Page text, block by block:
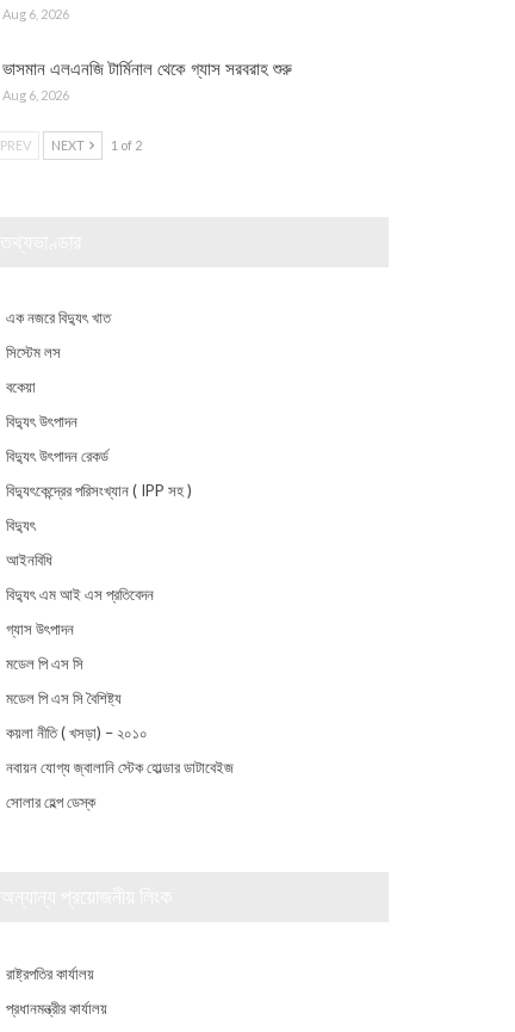
Aug 6, 2026
ভাসমান এলএনজি টার্মিনাল থেকে গ্যাস সরবরাহ শুরু
Aug 6, 2026
PREV NEXT 1 of 2
এক নজরে বিদ্যুৎ খাত
সিস্টেম লস
বকেয়া
বিদ্যুৎ উৎপাদন
বিদ্যুৎ উৎপাদন রেকর্ড
বিদ্যুৎকেন্দ্রের পরিসংখ্যান ( IPP সহ )
বিদ্যুৎ
আইনবিধি
বিদ্যুৎ এম আই এস প্রতিবেদন
গ্যাস উৎপাদন
মডেল পি এস সি
মডেল পি এস সি বৈশিষ্ট্য
কয়লা নীতি ( খসড়া) – ২০১০
নবায়ন যোগ্য জ্বালানি স্টেক হোল্ডার ডাটাবেইজ
সোলার হেল্প ডেস্ক
রাষ্ট্রপতির কার্যালয়
প্রধানমন্ত্রীর কার্যালয়